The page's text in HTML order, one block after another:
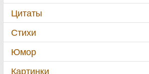
Цитаты
Стихи
Юмор
Картинки